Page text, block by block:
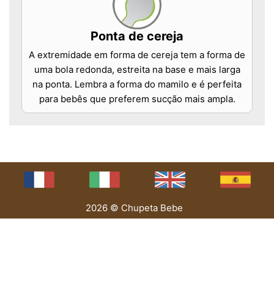
Ponta de cereja
A extremidade em forma de cereja tem a forma de
uma bola redonda, estreita na base e mais larga
na ponta. Lembra a forma do mamilo e é perfeita
para bebês que preferem sucção mais ampla.
2026 © Chupeta Bebe